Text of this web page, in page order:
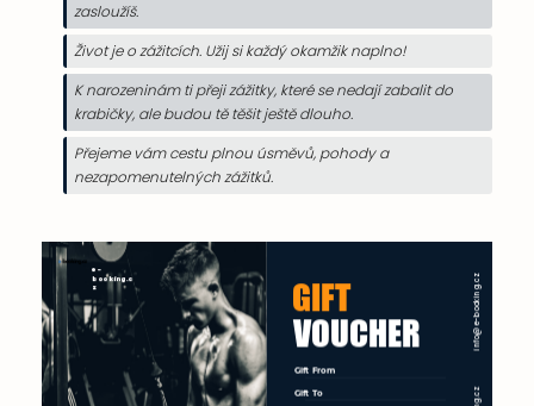
zasloužíš.
Život je o zážitcích. Užij si každý okamžik naplno!
K narozeninám ti přeji zážitky, které se nedají zabalit do
krabičky, ale budou tě těšit ještě dlouho.
Přejeme vám cestu plnou úsměvů, pohody a
nezapomenutelných zážitků.